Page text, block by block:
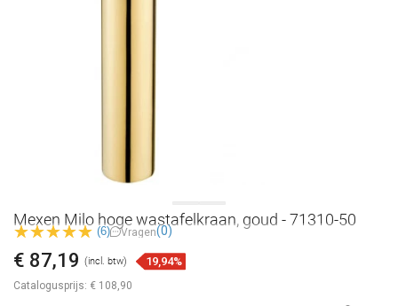
Mexen Milo hoge wastafelkraan, goud - 71310-50
(6) Vragen(0)
Catalogusprijs: € 108,90
€ 87,19 (incl. btw) 19,94%